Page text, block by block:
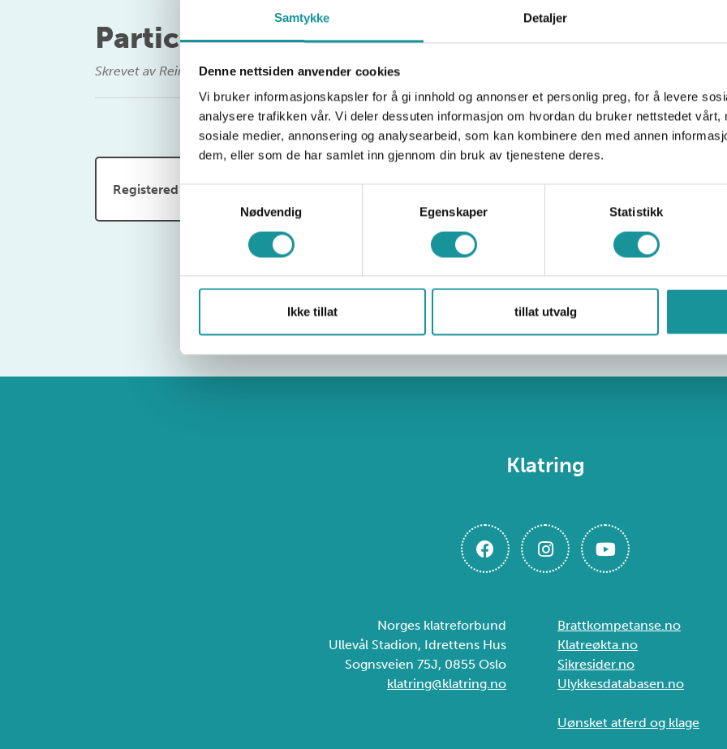
Samtykke Detaljer
Denne nettsiden anvender cookies
Vi bruker informasjonskapsler for å gi innhold og annonser et personlig preg, for å levere
analysere trafikken vår. Vi deler dessuten informasjon om hvordan du bruker nettstedet vårt,
sosiale medier, annonsering og analysearbeid, som kan kombinere den med annen
dem, eller som de har samlet inn gjennom din bruk av tjenestene deres.
Nødvendig
Egenskaper Statistikk
Ikke tillat tillat utvalg
Participationlist Nordic Lead & Para Lead
Skrevet av Reino.Horak@klatring.no •1. oktober 2025
Registered participants
Klatring
Norges klatreforbund
Ullevål Stadion, Idrettens Hus
Sognsveien 75J, 0855 Oslo
klatring@klatring.no
Brattkompetanse.no
Klatreøkta.no
Sikresider.no
Ulykkesdatabasen.no
Uønsket atferd og klage